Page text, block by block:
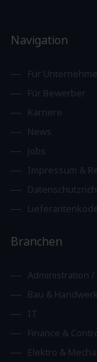
Navigation
Für
Für Bewerber
Karriere
News
Jobs
Impressum &
Branchen
Administration
Bau & Handwerk
IT
Finance &
Elektro &